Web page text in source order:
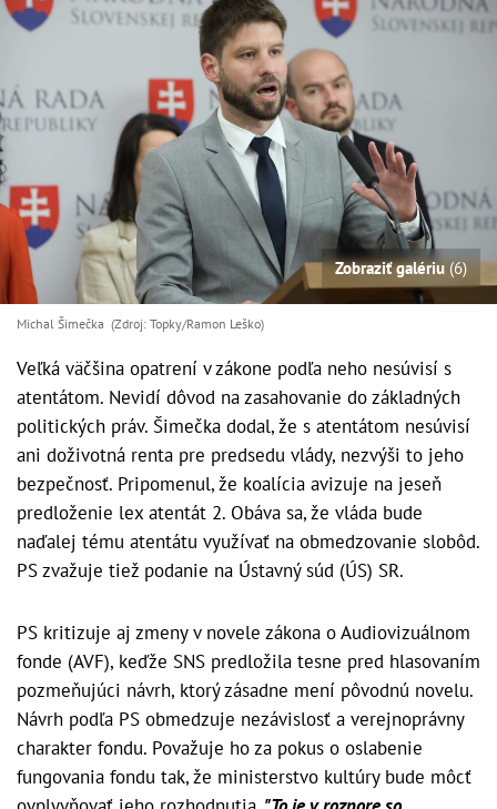
Zobraziť galériu(6)
Michal Šimečka (Zdroj: Topky/Ramon Leško)
Veľká väčšina opatrení v zákone podľa neho nesúvisí s
atentátom. Nevidí dôvod na zasahovanie do základných
politických práv. Šimečka dodal, že s atentátom nesúvisí
ani doživotná renta pre predsedu vlády, nezvýši to jeho
bezpečnosť. Pripomenul, že koalícia avizuje na jeseň
predloženie lex atentát 2. Obáva sa, že vláda bude
naďalej tému atentátu využívať na obmedzovanie slobôd.
PS zvažuje tiež podanie na Ústavný súd (ÚS) SR.
PS kritizuje aj zmeny v novele zákona o Audiovizuálnom
fonde (AVF), keďže SNS predložila tesne pred hlasovaním
pozmeňujúci návrh, ktorý zásadne mení pôvodnú novelu.
Návrh podľa PS obmedzuje nezávislosť a verejnoprávny
charakter fondu. Považuje ho za pokus o oslabenie
fungovania fondu tak, že ministerstvo kultúry bude môcť